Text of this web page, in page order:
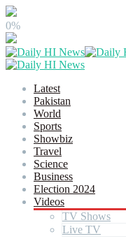
0%
Latest
Pakistan
World
Sports
Showbiz
Travel
Science
Business
Election 2024
Videos
TV Shows
Live TV